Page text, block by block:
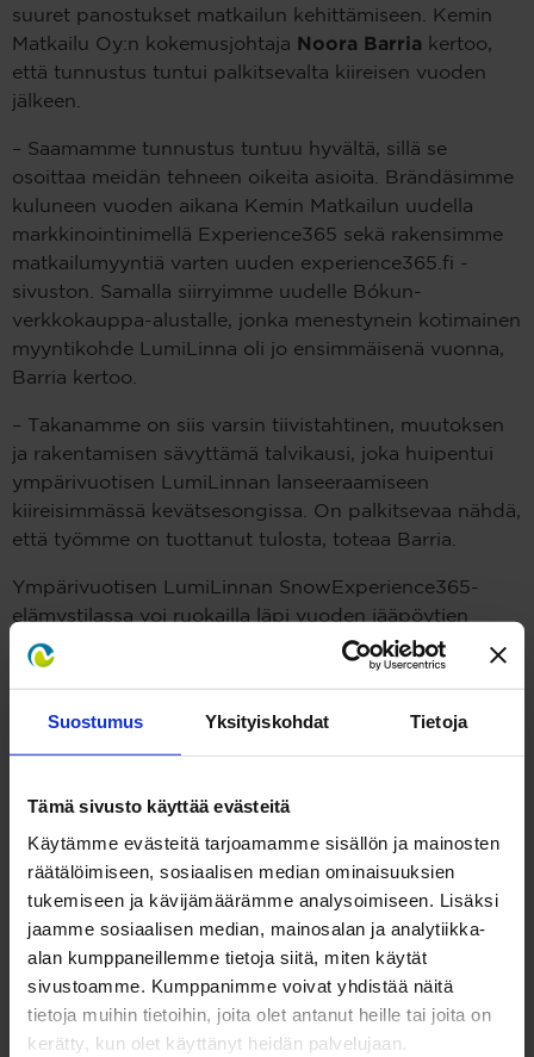
Suostumus Yksityiskohdat Tietoja
Tämä sivusto käyttää evästeitä
Käytämme evästeitä tarjoamamme sisällön ja mainosten
räätälöimiseen, sosiaalisen median ominaisuuksien
tukemiseen ja kävijämäärämme analysoimiseen. Lisäksi
jaamme sosiaalisen median, mainosalan ja analytiikka-
alan kumppaneillemme tietoja siitä, miten käytät
sivustoamme. Kumppanimme voivat yhdistää näitä
tietoja muihin tietoihin, joita olet antanut heille tai joita on
kerätty, kun olet käyttänyt heidän palvelujaan.
suuret panostukset matkailun kehittämiseen. Kemin
Matkailu Oy:n kokemusjohtaja Noora Barria kertoo,
että tunnustus tuntui palkitsevalta kiireisen vuoden
jälkeen.
– Saamamme tunnustus tuntuu hyvältä, sillä se
osoittaa meidän tehneen oikeita asioita. Brändäsimme
kuluneen vuoden aikana Kemin Matkailun uudella
markkinointinimellä Experience365 sekä rakensimme
matkailumyyntiä varten uuden experience365.fi -
sivuston. Samalla siirryimme uudelle Bókun-
verkkokauppa-alustalle, jonka menestynein kotimainen
myyntikohde LumiLinna oli jo ensimmäisenä vuonna,
Barria kertoo.
– Takanamme on siis varsin tiivistahtinen, muutoksen
ja rakentamisen sävyttämä talvikausi, joka huipentui
ympärivuotisen LumiLinnan lanseeraamiseen
kiireisimmässä kevätsesongissa. On palkitsevaa nähdä,
että työmme on tuottanut tulosta, toteaa Barria.
Ympärivuotisen LumiLinnan SnowExperience365-
elämystilassa voi ruokailla läpi vuoden jääpöytien
ääressä IceRestaurant365:ssa, laskea jäämäkeä ja
ihastella jääveistoksia -5 asteen pakkasessa. Tämän
löytyvät muun muassa laadukasta lähiruokaa läpi
vuoden tarjoileva Lumihiutale-merinäköalaravintola,
kokous- ja saunatilat sekä hyvinvointipalveluita
tarjoava Sea Lapland Day Spa ja
ohjelmapalveluyrittäjät.
Lisää kävijöitä kesä- ja syyskaudella
Kemin Matkailu Oy:ssä odotetaan kesän ja syksyn
uusien matkailupalveluiden näkyvän matkailijamäärän
kasvuna jo tulevalla kesä- ja syyskaudella.